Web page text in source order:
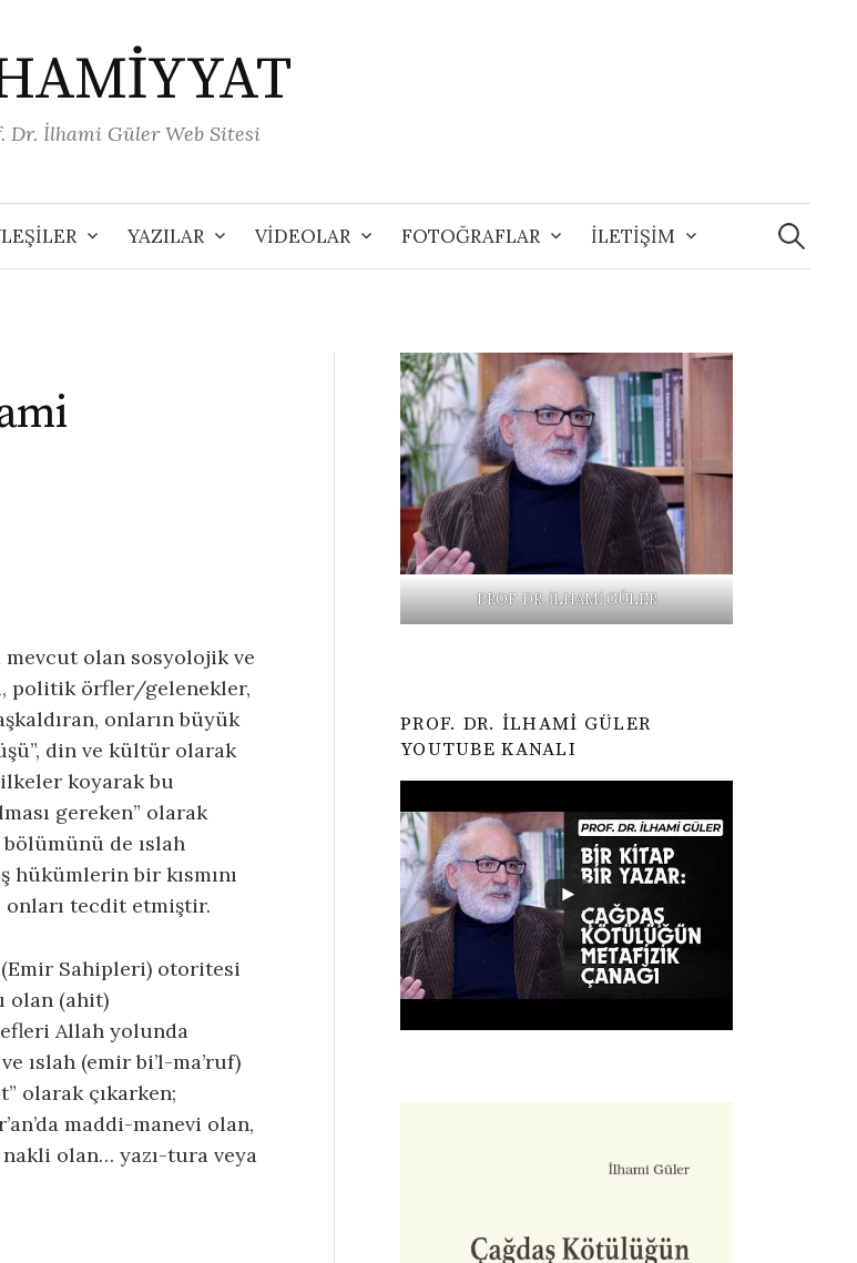
Dr. İlhami Güler Web Sitesi
YAZILAR VİDEOLAR FOTOĞRAFLAR İLETİŞİM
Arama:
mevcut olan sosyolojik ve
politik örfler/gelenekler,
onların büyük
din ve kültür olarak
koyarak bu
gereken” olarak
de ıslah
bir kısmını
onları tecdit etmiştir.
Sahipleri) otoritesi
olan (ahit)
Allah yolunda
ıslah (emir bi’l-ma’ruf)
olarak çıkarken;
maddi-manevi olan,
olan… yazı-tura veya
PROF. DR. İLHAMİ GÜLER
PROF. DR. İLHAMI GÜLER
YOUTUBE KANALI